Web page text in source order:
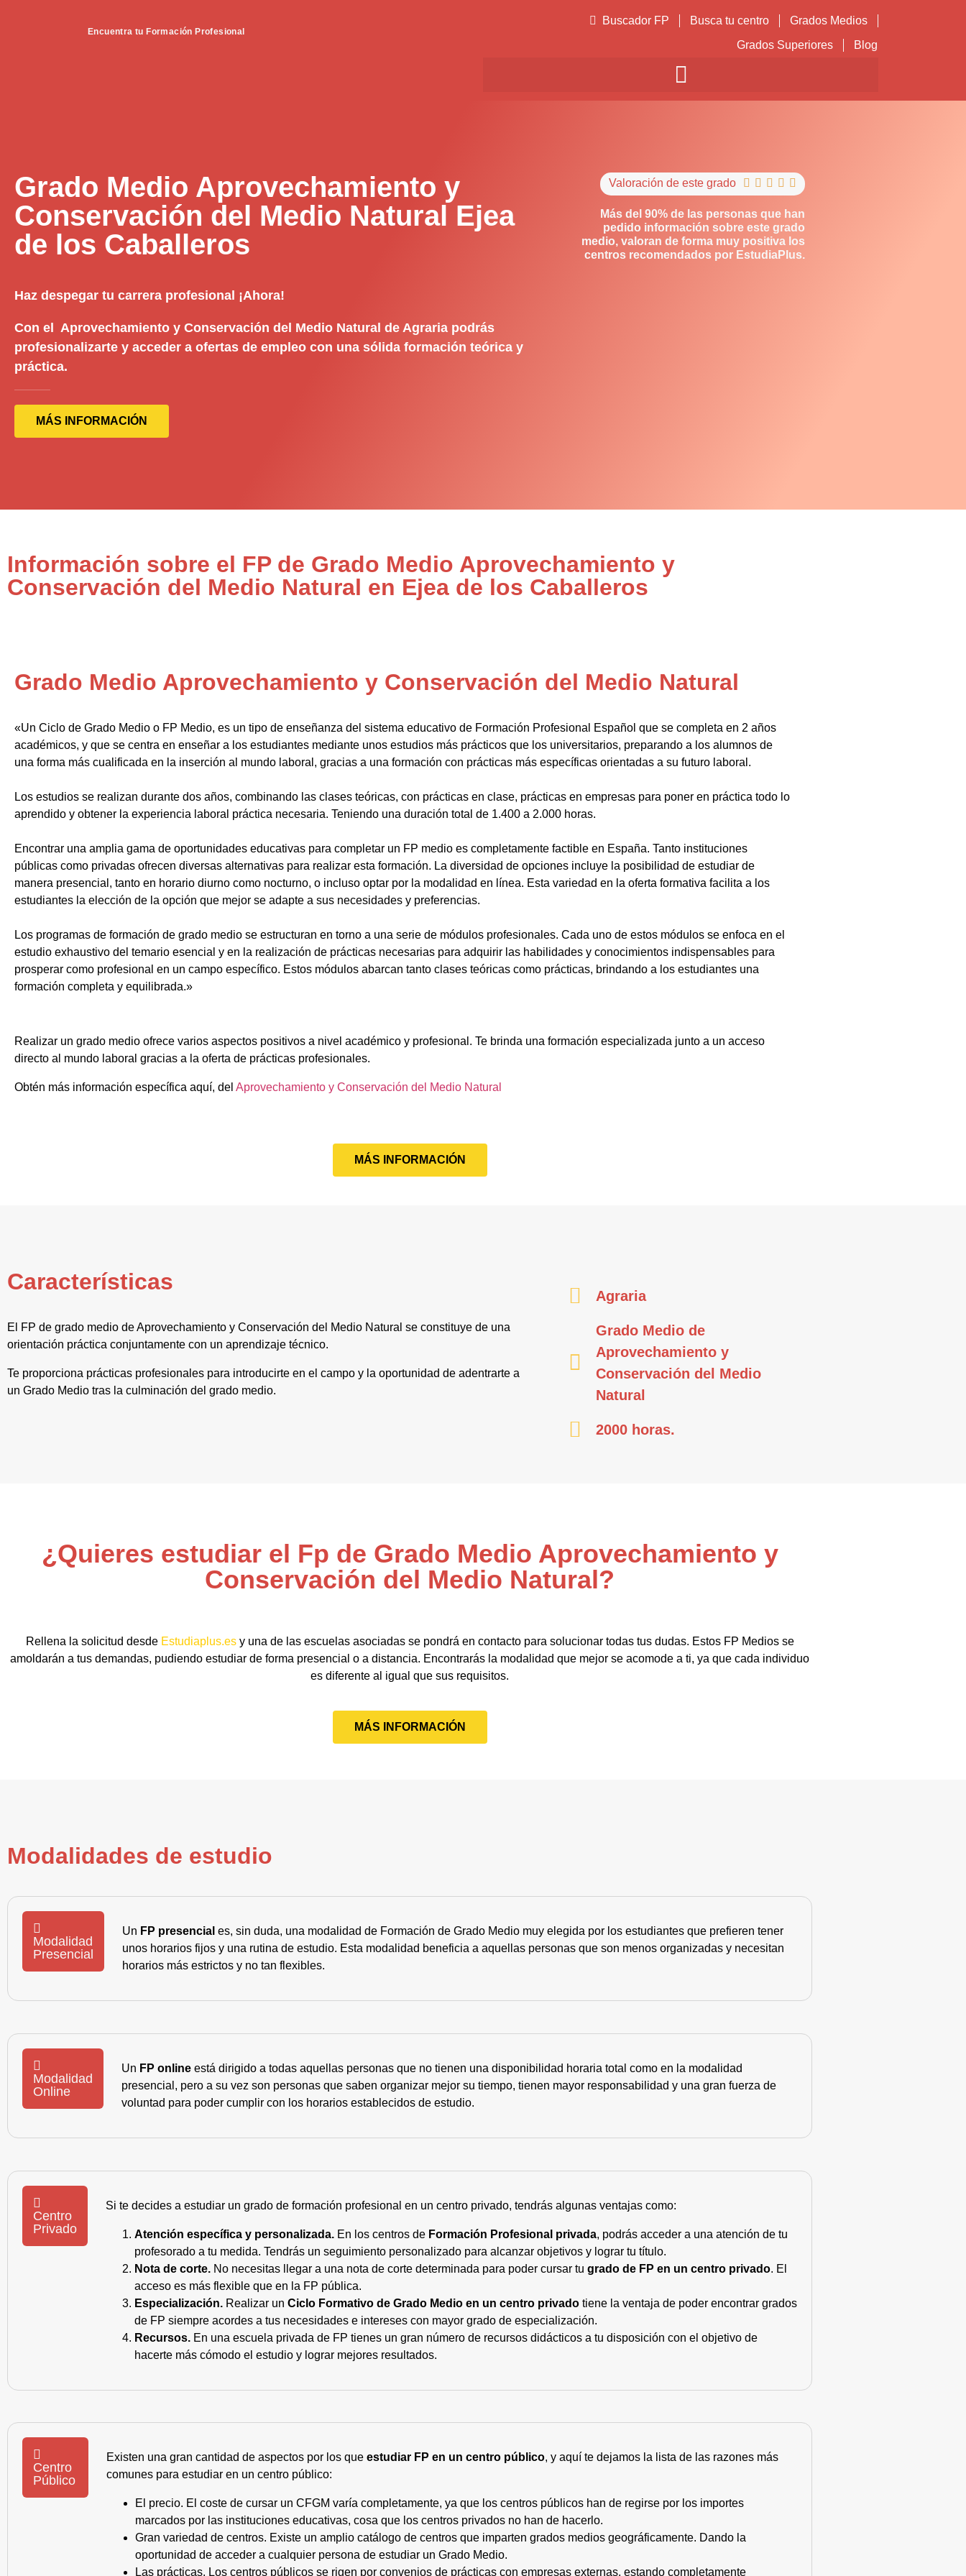
Encuentra tu Formación Profesional
Buscador FP Busca tu centro
Grados Medios
Grados Superiores
Blog
Grado Medio Aprovechamiento y
Conservación del Medio Natural Ejea
de los Caballeros
Haz despegar tu carrera profesional ¡Ahora!
Con el Aprovechamiento y Conservación del Medio Natural de Agraria podrás
profesionalizarte y acceder a ofertas de empleo con una sólida formación teórica y
práctica.
MÁS INFORMACIÓN
Valoración de este grado     
Más del 90% de las personas que han
pedido información sobre este grado
medio, valoran de forma muy positiva los
centros recomendados por EstudiaPlus.
Información sobre el FP de Grado Medio Aprovechamiento y
Conservación del Medio Natural en Ejea de los Caballeros
Grado Medio Aprovechamiento y Conservación del Medio Natural
«Un Ciclo de Grado Medio o FP Medio, es un tipo de enseñanza del sistema educativo de Formación Profesional Español que se completa en 2 años
académicos, y que se centra en enseñar a los estudiantes mediante unos estudios más prácticos que los universitarios, preparando a los alumnos de
una forma más cualificada en la inserción al mundo laboral, gracias a una formación con prácticas más específicas orientadas a su futuro laboral.
Los estudios se realizan durante dos años, combinando las clases teóricas, con prácticas en clase, prácticas en empresas para poner en práctica todo lo
aprendido y obtener la experiencia laboral práctica necesaria. Teniendo una duración total de 1.400 a 2.000 horas.
Encontrar una amplia gama de oportunidades educativas para completar un FP medio es completamente factible en España. Tanto instituciones
públicas como privadas ofrecen diversas alternativas para realizar esta formación. La diversidad de opciones incluye la posibilidad de estudiar de
manera presencial, tanto en horario diurno como nocturno, o incluso optar por la modalidad en línea. Esta variedad en la oferta formativa facilita a los
estudiantes la elección de la opción que mejor se adapte a sus necesidades y preferencias.
Los programas de formación de grado medio se estructuran en torno a una serie de módulos profesionales. Cada uno de estos módulos se enfoca en el
estudio exhaustivo del temario esencial y en la realización de prácticas necesarias para adquirir las habilidades y conocimientos indispensables para
prosperar como profesional en un campo específico. Estos módulos abarcan tanto clases teóricas como prácticas, brindando a los estudiantes una
formación completa y equilibrada.»
Realizar un grado medio ofrece varios aspectos positivos a nivel académico y profesional. Te brinda una formación especializada junto a un acceso
directo al mundo laboral gracias a la oferta de prácticas profesionales.
Obtén más información específica aquí, del Aprovechamiento y Conservación del Medio Natural
MÁS INFORMACIÓN
Características
El FP de grado medio de Aprovechamiento y Conservación del Medio Natural se constituye de una
orientación práctica conjuntamente con un aprendizaje técnico.
Te proporciona prácticas profesionales para introducirte en el campo y la oportunidad de adentrarte a
un Grado Medio tras la culminación del grado medio.
Agraria
Grado Medio de
Aprovechamiento y
Conservación del Medio
Natural
2000 horas.
¿Quieres estudiar el Fp de Grado Medio Aprovechamiento y
Conservación del Medio Natural?
Rellena la solicitud desde Estudiaplus.esy una de las escuelas asociadas se pondrá en contacto para solucionar todas tus dudas. Estos FP Medios se
amoldarán a tus demandas, pudiendo estudiar de forma presencial o a distancia. Encontrarás la modalidad que mejor se acomode a ti, ya que cada individuo
es diferente al igual que sus requisitos.
MÁS INFORMACIÓN
Modalidades de estudio
Modalidad
Presencial
Un FP presencial es, sin duda, una modalidad de Formación de Grado Medio muy elegida por los estudiantes que prefieren tener
unos horarios fijos y una rutina de estudio. Esta modalidad beneficia a aquellas personas que son menos organizadas y necesitan
horarios más estrictos y no tan flexibles.
Modalidad
Online
Un FP online está dirigido a todas aquellas personas que no tienen una disponibilidad horaria total como en la modalidad
presencial, pero a su vez son personas que saben organizar mejor su tiempo, tienen mayor responsabilidad y una gran fuerza de
voluntad para poder cumplir con los horarios establecidos de estudio.
Centro
Privado
Si te decides a estudiar un grado de formación profesional en un centro privado, tendrás algunas ventajas como:
Atención específica y personalizada. En los centros de Formación Profesional privada, podrás acceder a una atención de tu
profesorado a tu medida. Tendrás un seguimiento personalizado para alcanzar objetivos y lograr tu título.
Nota de corte. No necesitas llegar a una nota de corte determinada para poder cursar tu grado de FP en un centro privado. El
acceso es más flexible que en la FP pública.
Especialización. Realizar un Ciclo Formativo de Grado Medio en un centro privado tiene la ventaja de poder encontrar grados
de FP siempre acordes a tus necesidades e intereses con mayor grado de especialización.
Recursos. En una escuela privada de FP tienes un gran número de recursos didácticos a tu disposición con el objetivo de
hacerte más cómodo el estudio y lograr mejores resultados.
Centro
Público
Existen una gran cantidad de aspectos por los queestudiar FP en un centro público, y aquí te dejamos la lista de las razones más
comunes para estudiar en un centro público:
El precio. El coste de cursar un CFGM varía completamente, ya que los centros públicos han de regirse por los importes
marcados por las instituciones educativas, cosa que los centros privados no han de hacerlo.
Gran variedad de centros. Existe un amplio catálogo de centros que imparten grados medios geográficamente. Dando la
oportunidad de acceder a cualquier persona de estudiar un Grado Medio.
Las prácticas. Los centros públicos se rigen por convenios de prácticas con empresas externas, estando completamente